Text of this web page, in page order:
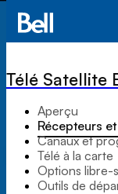
Télé Satellite
Aperçu
Récepteurs
Canaux et
Télé à la carte
Options libre-
Outils de